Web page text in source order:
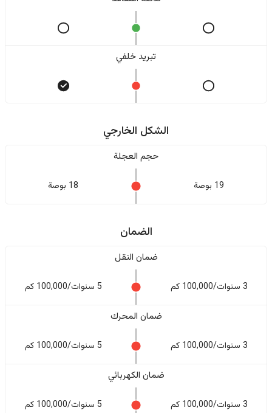
تبريد خلفي
الشكل الخارجي
حجم العجلة
19 بوصة 18 بوصة
الضمان
ضمان النقل
3 سنوات/100,000 كم 5 سنوات/100,000 كم
ضمان المحرك
3 سنوات/100,000 كم 5 سنوات/100,000 كم
ضمان الكهربائي
3 سنوات/100,000 كم 5 سنوات/100,000 كم